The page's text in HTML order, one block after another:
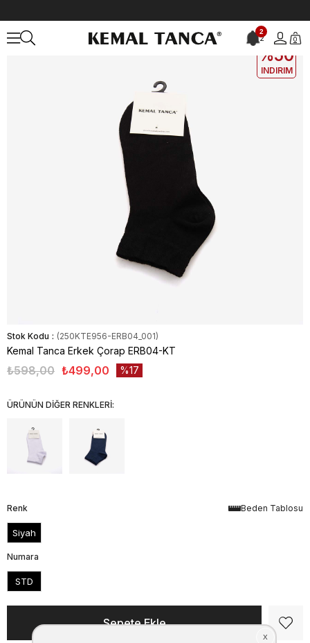
2
2 0
2. ÜRÜNE
%50
INDIRIM
Stok Kodu (250KTE956-ERB04_001)
Kemal Tanca Erkek Çorap ERB04-KT
₺598,00 ₺499,00 17
ÜRÜNÜN DİĞER RENKLERİ:
Beden Tablosu
Renk
Siyah
Numara
STD